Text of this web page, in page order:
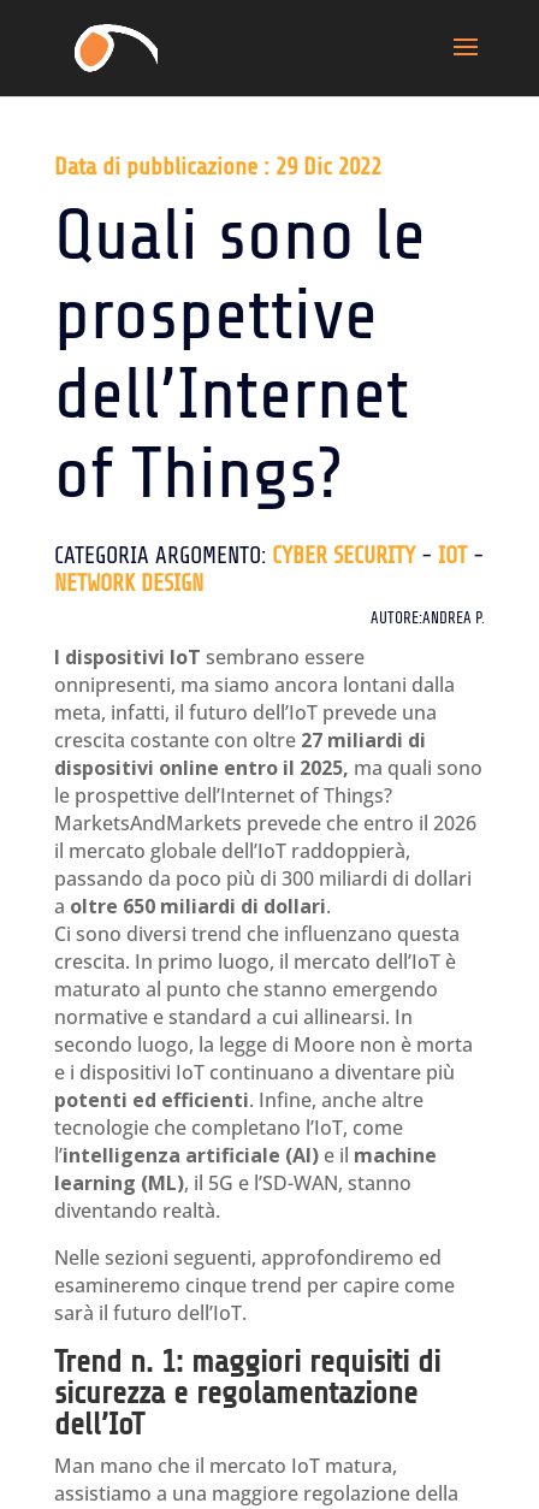
Data di pubblicazione : 29 Dic 2022
Quali sono le
prospettive
dell’Internet
of Things?
CATEGORIA ARGOMENTO: CYBER SECURITY- IOT-
NETWORK DESIGN
AUTORE:ANDREA P.
I dispositivi IoT sembrano essere
onnipresenti, ma siamo ancora lontani dalla
meta, infatti, il futuro dell’IoT prevede una
crescita costante con oltre 27 miliardi di
dispositivi online entro il 2025, ma quali sono
le prospettive dell’Internet of Things?
MarketsAndMarkets prevede che entro il 2026
il mercato globale dell’IoT raddoppierà,
passando da poco più di 300 miliardi di dollari
a oltre 650 miliardi di dollari.
Ci sono diversi trend che influenzano questa
crescita. In primo luogo, il mercato dell’IoT è
maturato al punto che stanno emergendo
normative e standard a cui allinearsi. In
secondo luogo, la legge di Moore non è morta
e i dispositivi IoT continuano a diventare più
potenti ed efficienti. Infine, anche altre
tecnologie che completano l’IoT, come
l’intelligenza artificiale (AI)e il machine
learning (ML), il 5G e l’SD-WAN, stanno
diventando realtà.
Nelle sezioni seguenti, approfondiremo ed
esamineremo cinque trend per capire come
sarà il futuro dell’IoT.
Trend n. 1: maggiori requisiti di
sicurezza e regolamentazione
dell’IoT
Man mano che il mercato IoT matura,
assistiamo a una maggiore regolazione della